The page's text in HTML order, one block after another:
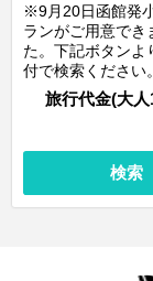
※9月20日函館発
ランがご用意でき
た。下記ボタンよ
付で検索ください。
検索